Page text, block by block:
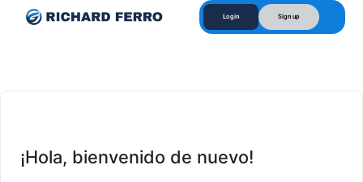
Login Sign up
¡Hola, bienvenido de nuevo!